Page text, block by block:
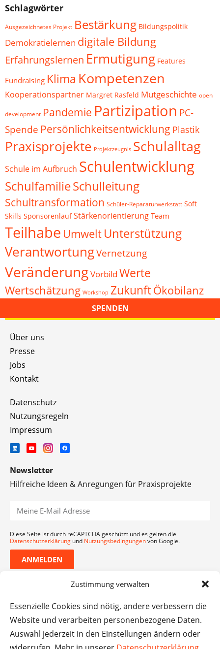
Zustimmung verwalten
Essenzielle Cookies sind nötig, andere verbessern die
Website und verarbeiten personenbezogene Daten.
Auswahl jederzeit in den Einstellungen ändern oder
Schlagwörter
Ausgezeichnetes Projekt Bestärkung Bildungspolitik
Demokratielernen digitale Bildung
Erfahrungslernen Ermutigung Features
Fundraising Klima Kompetenzen
Kooperationspartner Margret Rasfeld Mutgeschichte open
development Pandemie Partizipation PC-
Spende Persönlichkeitsentwicklung Plastik
Praxisprojekte Projektzeugnis Schulalltag
Schule im Aufbruch Schulentwicklung
SchulfamilieSchulleitung
Schultransformation Schüler-Reparaturwerkstatt Soft
Skills Sponsorenlauf Stärkenorientierung Team
Teilhabe Umwelt Unterstützung
VerantwortungVernetzung
VeränderungVorbild Werte
Wertschätzung Workshop ZukunftÖkobilanz
SPENDEN
Über uns
Presse
Jobs
Kontakt
Datenschutz
Nutzungsregeln
Impressum
Newsletter
Hilfreiche Ideen & Anregungen für Praxisprojekte
Diese Seite ist durch reCAPTCHA geschützt und es gelten die
Datenschutzerklärung und Nutzungsbedingungenvon Google.
ANMELDEN